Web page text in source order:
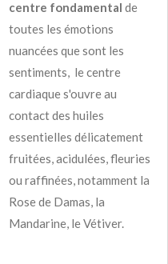
centre fondamental de
toutes les émotions
nuancées que sont les
sentiments, le centre
cardiaque s'ouvre au
contact des huiles
essentielles délicatement
fruitées, acidulées, fleuries
ou raffinées, notamment la
Rose de Damas, la
Mandarine, le Vétiver.